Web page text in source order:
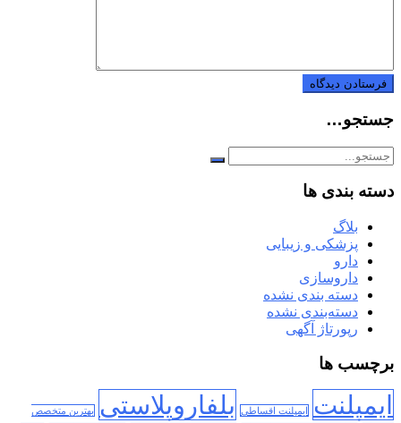
جستجو…
دسته بندی ها
بلاگ
پزشکی و زیبایی
دارو
داروسازی
دسته بندی نشده
دسته‌بندی نشده
رپورتاژ آگهی
برچسب ها
ایمپلنت ایمپلنت اقساطی بلفاروپلاستی
بهترین متخصص